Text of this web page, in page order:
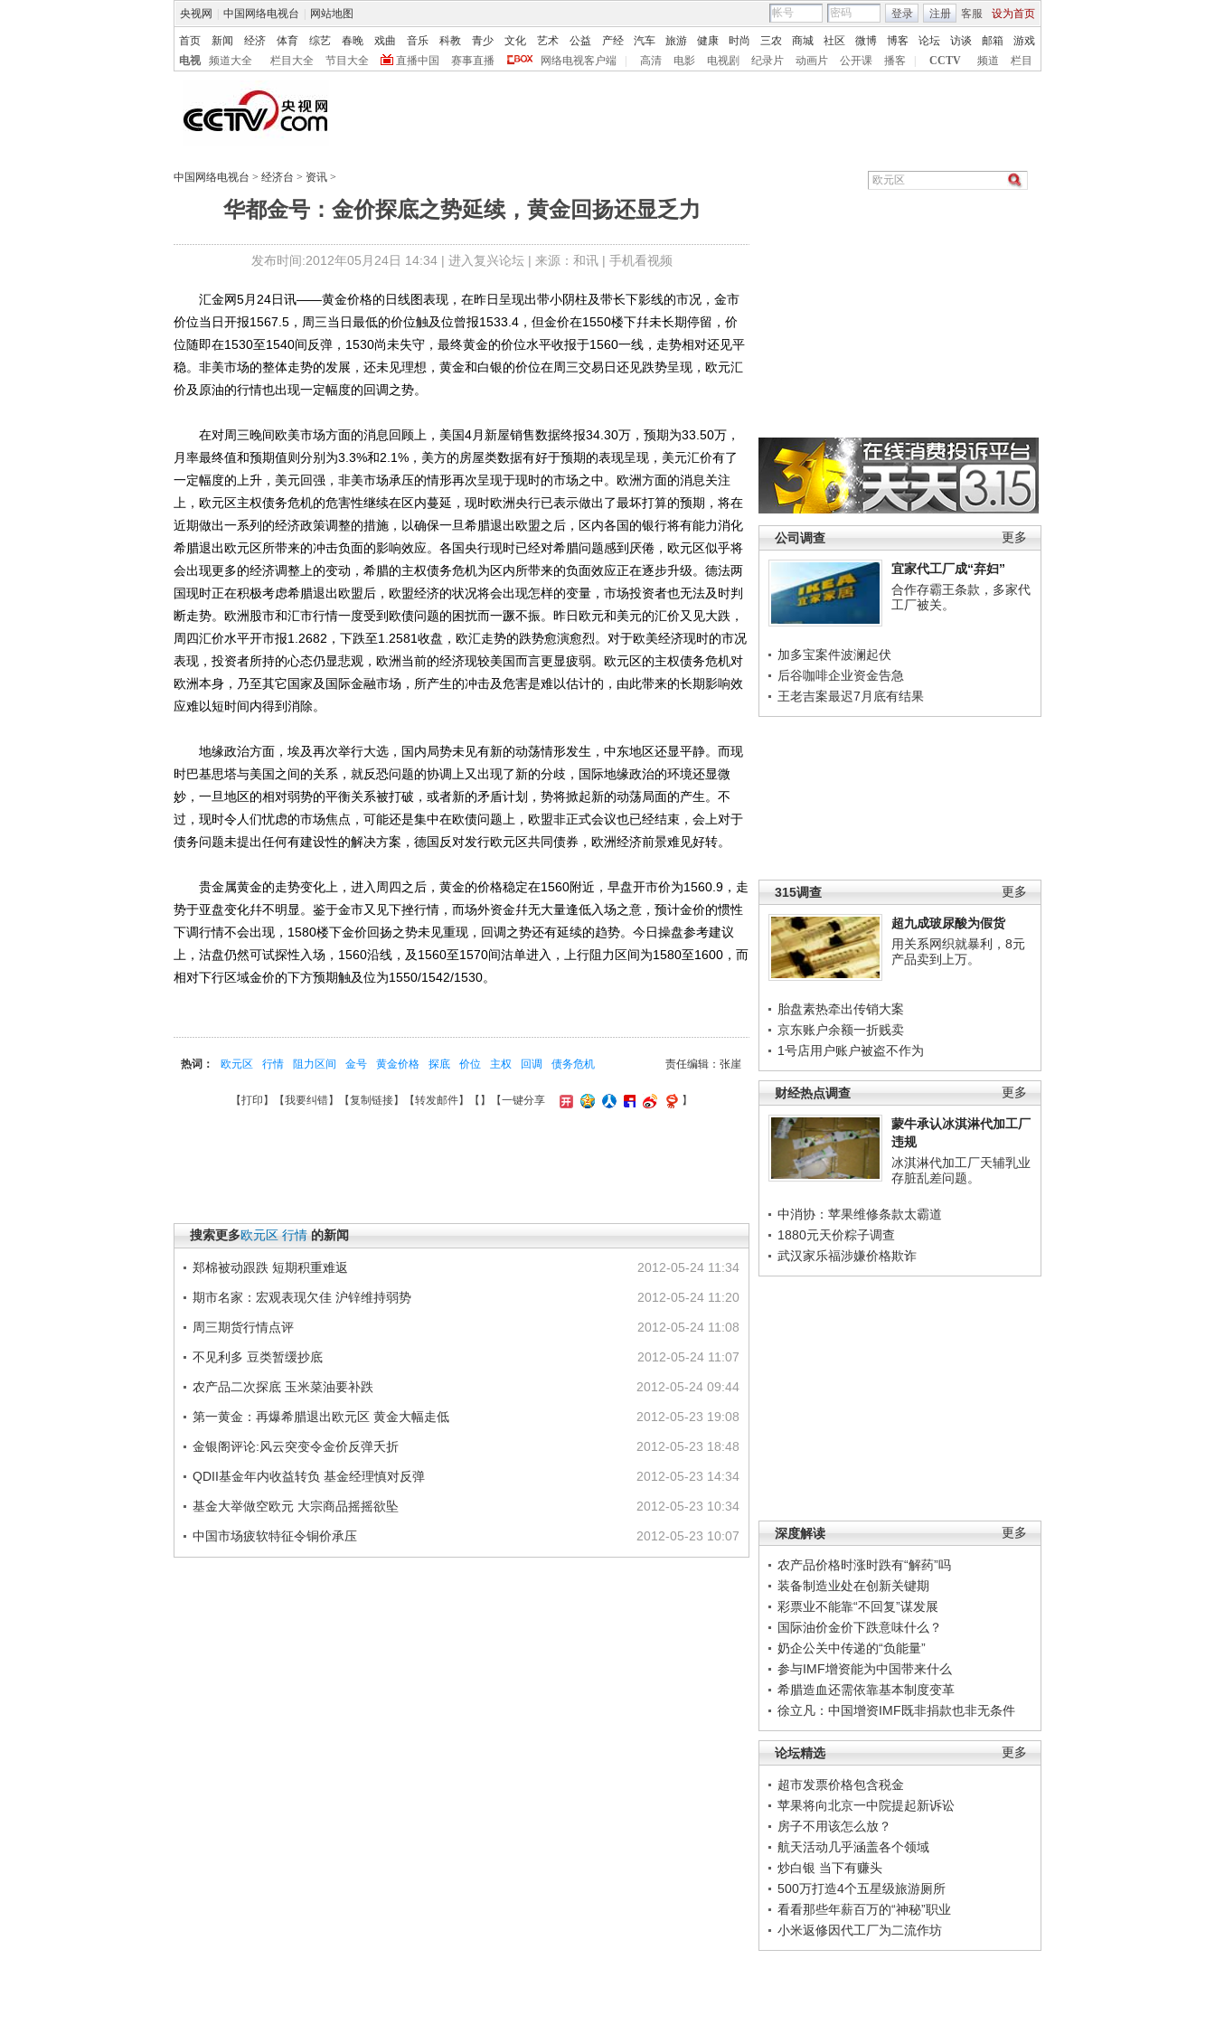
央视网 中国网络电视台 网站地图 客服 设为首页
登录 注册
首页 新闻 经济 体育 综艺 春晚 戏曲 音乐 科教 青少 文化 艺术 公益 产经 汽车 旅游 健康 时尚 三农 商城 社区 微博 博客 论坛 访谈 邮箱
游戏
电视
频道大全 栏目大全 节目大全 直播中国 赛事直播 网络电视客户端 高清 电影 电视剧 纪录片 动画片 公开课 播客 CCTV 频道 栏目
中国网络电视台 > 经济台 > 资讯 >
华都金号：金价探底之势延续，黄金回扬还显乏力
发布时间:2012年05月24日 14:34 | 进入复兴论坛| 来源：和讯 | 手机看视频
更多
公司调查
宜家代工厂成“弃妇”
合作存霸王条款，多家代
工厂被关。
加多宝案件波澜起伏
后谷咖啡企业资金告急
王老吉案最迟7月底有结果
更多
315调查
超九成玻尿酸为假货
用关系网织就暴利，8元
产品卖到上万。
胎盘素热牵出传销大案
京东账户余额一折贱卖
1号店用户账户被盗不作为
更多
财经热点调查
蒙牛承认冰淇淋代加工厂
违规
冰淇淋代加工厂天辅乳业
存脏乱差问题。
中消协：苹果维修条款太霸道
1880元天价粽子调查
武汉家乐福涉嫌价格欺诈
更多
深度解读
农产品价格时涨时跌有“解药”吗
装备制造业处在创新关键期
彩票业不能靠“不回复”谋发展
国际油价金价下跌意味什么？
奶企公关中传递的“负能量”
参与IMF增资能为中国带来什么
希腊造血还需依靠基本制度变革
徐立凡：中国增资IMF既非捐款也非无条件
更多
论坛精选
超市发票价格包含税金
苹果将向北京一中院提起新诉讼
房子不用该怎么放？
航天活动几乎涵盖各个领域
炒白银 当下有赚头
500万打造4个五星级旅游厕所
看看那些年薪百万的“神秘”职业
小米返修因代工厂为二流作坊
汇金网5月24日讯——黄金价格的日线图表现，在昨日呈现出带小阴柱及带长下影线的市况，金市
价位当日开报1567.5，周三当日最低的价位触及位曾报1533.4，但金价在1550楼下幷未长期停留，价
位随即在1530至1540间反弹，1530尚未失守，最终黄金的价位水平收报于1560一线，走势相对还见平
稳。非美市场的整体走势的发展，还未见理想，黄金和白银的价位在周三交易日还见跌势呈现，欧元汇
价及原油的行情也出现一定幅度的回调之势。
在对周三晚间欧美市场方面的消息回顾上，美国4月新屋销售数据终报34.30万，预期为33.50万，
月率最终值和预期值则分别为3.3%和2.1%，美方的房屋类数据有好于预期的表现呈现，美元汇价有了
一定幅度的上升，美元回强，非美市场承压的情形再次呈现于现时的市场之中。欧洲方面的消息关注
上，欧元区主权债务危机的危害性继续在区内蔓延，现时欧洲央行已表示做出了最坏打算的预期，将在
近期做出一系列的经济政策调整的措施，以确保一旦希腊退出欧盟之后，区内各国的银行将有能力消化
希腊退出欧元区所带来的冲击负面的影响效应。各国央行现时已经对希腊问题感到厌倦，欧元区似乎将
会出现更多的经济调整上的变动，希腊的主权债务危机为区内所带来的负面效应正在逐步升级。德法两
国现时正在积极考虑希腊退出欧盟后，欧盟经济的状况将会出现怎样的变量，市场投资者也无法及时判
断走势。欧洲股市和汇市行情一度受到欧债问题的困扰而一蹶不振。昨日欧元和美元的汇价又见大跌，
周四汇价水平开市报1.2682，下跌至1.2581收盘，欧汇走势的跌势愈演愈烈。对于欧美经济现时的市况
表现，投资者所持的心态仍显悲观，欧洲当前的经济现较美国而言更显疲弱。欧元区的主权债务危机对
欧洲本身，乃至其它国家及国际金融市场，所产生的冲击及危害是难以估计的，由此带来的长期影响效
应难以短时间内得到消除。
地缘政治方面，埃及再次举行大选，国内局势未见有新的动荡情形发生，中东地区还显平静。而现
时巴基思塔与美国之间的关系，就反恐问题的协调上又出现了新的分歧，国际地缘政治的环境还显微
妙，一旦地区的相对弱势的平衡关系被打破，或者新的矛盾计划，势将掀起新的动荡局面的产生。不
过，现时令人们忧虑的市场焦点，可能还是集中在欧债问题上，欧盟非正式会议也已经结束，会上对于
债务问题未提出任何有建设性的解决方案，德国反对发行欧元区共同债券，欧洲经济前景难见好转。
贵金属黄金的走势变化上，进入周四之后，黄金的价格稳定在1560附近，早盘开市价为1560.9，走
势于亚盘变化幷不明显。鉴于金市又见下挫行情，而场外资金幷无大量逢低入场之意，预计金价的惯性
下调行情不会出现，1580楼下金价回扬之势未见重现，回调之势还有延续的趋势。今日操盘参考建议
上，沽盘仍然可试探性入场，1560沿线，及1560至1570间沽单进入，上行阻力区间为1580至1600，而
相对下行区域金价的下方预期触及位为1550/1542/1530。
责任编辑：张崖
热词： 欧元区 行情 阻力区间 金号 黄金价格 探底 价位 主权 回调 债务危机
【打印 】【我要纠错】【复制链接】【转发邮件】【 】 【一键分享 】
搜索更多欧元区 行情 的新闻
2012-05-24 11:34
郑棉被动跟跌 短期积重难返
2012-05-24 11:20
期市名家：宏观表现欠佳 沪锌维持弱势
2012-05-24 11:08
周三期货行情点评
2012-05-24 11:07
不见利多 豆类暂缓抄底
2012-05-24 09:44
农产品二次探底 玉米菜油要补跌
2012-05-23 19:08
第一黄金：再爆希腊退出欧元区 黄金大幅走低
2012-05-23 18:48
金银阁评论:风云突变令金价反弹夭折
2012-05-23 14:34
QDII基金年内收益转负 基金经理慎对反弹
2012-05-23 10:34
基金大举做空欧元 大宗商品摇摇欲坠
2012-05-23 10:07
中国市场疲软特征令铜价承压